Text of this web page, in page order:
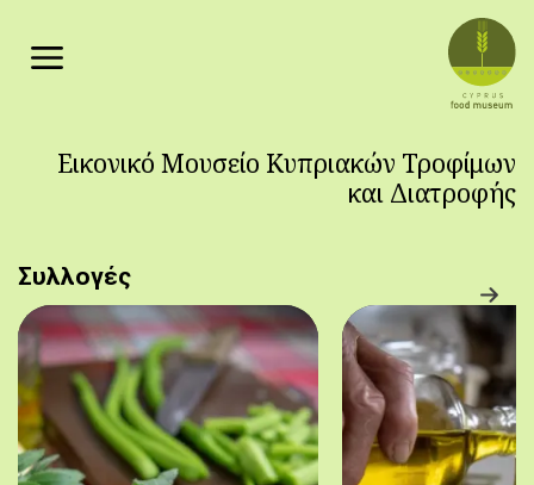
Εικονικό Μουσείο Κυπριακών Τροφίμων
και Διατροφής
Συλλογές